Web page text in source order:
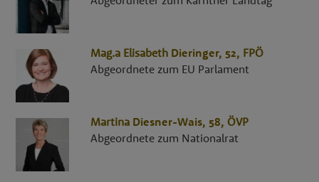
Mag.a Elisabeth Dieringer, 52, FPÖ
Abgeordnete zum EU Parlament
Martina Diesner-Wais, 58, ÖVP
Abgeordnete zum Nationalrat